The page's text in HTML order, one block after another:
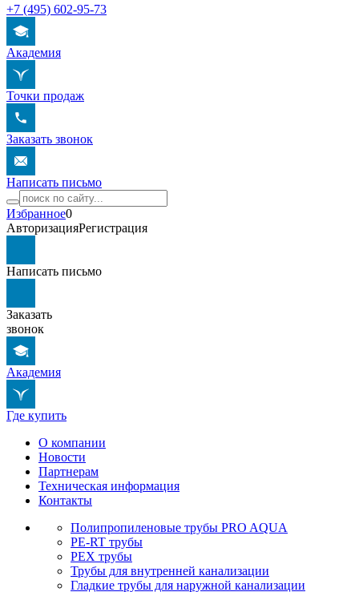
+7 (495) 602-95-73
Академия
Точки продаж
Заказать звонок
Написать письмо
Избранное0
АвторизацияРегистрация
Написать письмо
Заказать
звонок
Академия
Где купить
О компании
Новости
Партнерам
Техническая информация
Контакты
Полипропиленовые трубы PRO AQUA
PE-RT трубы
PEX трубы
Трубы для внутренней канализации
Гладкие трубы для наружной канализации